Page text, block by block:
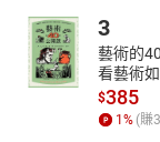
EP.11 施洗約翰的教導
EP.12 木匠耶穌，
EP.13 魔鬼第一次
EP.14 魔鬼第二次試
EP.15 魔鬼第三次試
3
藝術的
看藝術
$385
1 % (賺3